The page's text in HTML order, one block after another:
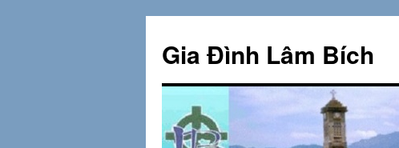
content
Gia Đình Lâm Bích